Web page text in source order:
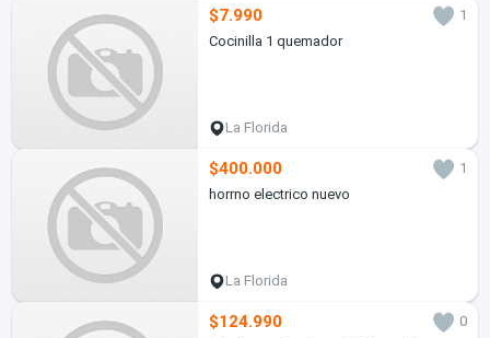
$7.990
1
Cocinilla 1 quemador
La Florida
$400.000
1
horrno electrico nuevo
La Florida
$124.990
0